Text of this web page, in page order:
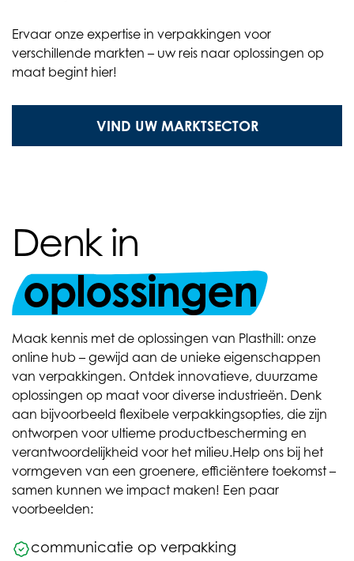
Ervaar onze expertise in verpakkingen voor
verschillende markten – uw reis naar oplossingen op
maat begint hier!
VIND UW MARKTSECTOR
Denk in
oplossingen
Maak kennis met de oplossingen van Plasthill: onze
online hub – gewijd aan de unieke eigenschappen
van verpakkingen. Ontdek innovatieve, duurzame
oplossingen op maat voor diverse industrieën. Denk
aan bijvoorbeeld flexibele verpakkingsopties, die zijn
ontworpen voor ultieme productbescherming en
verantwoordelijkheid voor het milieu.Help ons bij het
vormgeven van een groenere, efficiëntere toekomst –
samen kunnen we impact maken! Een paar
voorbeelden:
communicatie op verpakking